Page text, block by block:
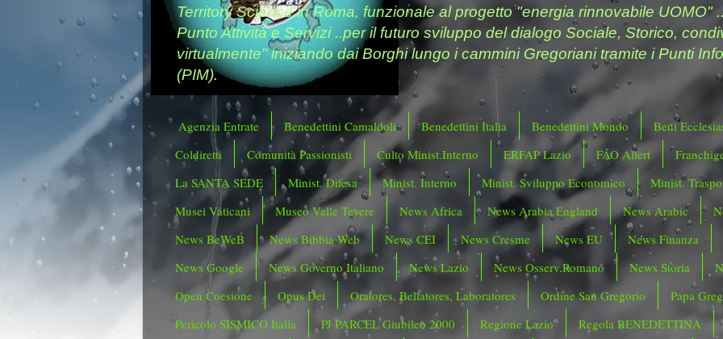
Territory Science in Roma, funzionale al progetto "energia rinnovabile UOMO"
Punto Attività e Servizi ..per il futuro sviluppo del dialogo Sociale, Storico,
virtualmente" iniziando dai Borghi lungo i cammini Gregoriani tramite i Punti
(PIM).
Agenzia Entrate Benedettini Camaldoli Benedettini Italia Benedettini Mondo
Beni
Coldiretti
Comunità Passionisti Culto Minist.Interno ERFAP Lazio FAO Allert
La SANTA SEDE
Minist. Difesa Minist. Interno Minist. Sviluppo Economico
Minist.
Musei Vaticani
Museo Valle Tevere News Africa News Arabia England News Arabic
News BeWeB
News Bibbia Web News CEI News Cresme News EU
News Finanza
News Google
News Governo Italiano News Lazio News Osserv.Romano News Storia
Open Coesione
Opus Dei Oratores, Bellatores, Laboratores Ordine San Gregorio
Papa
Pericolo SISMICO Italia
PJ PARCEL Giubileo 2000 Regione Lazio
Regola BENEDETTINA